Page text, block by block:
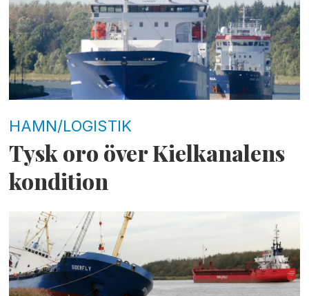
HAMN/LOGISTIK
Tysk oro över Kielkanalens
kondition